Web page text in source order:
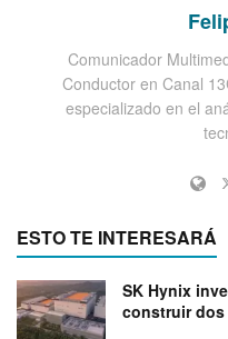
Comunicador
Conductor en Canal
especializado en el
ESTO TE INTERESARÁ
SK Hynix
construir dos